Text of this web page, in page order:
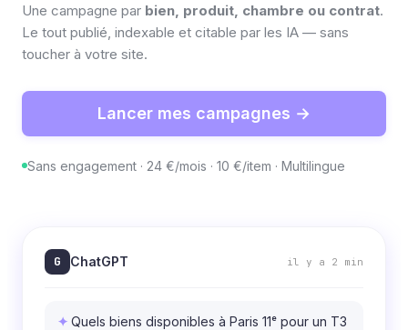
Une campagne par bien, produit, chambre ou contrat.
Le tout publié, indexable et citable par les IA — sans
toucher à votre site.
Lancer mes campagnes →
Sans engagement · 24 €/mois · 10 €/item · Multilingue
G ChatGPT il y a 2 min
Quels biens disponibles à Paris 11ᵉ pour un T3